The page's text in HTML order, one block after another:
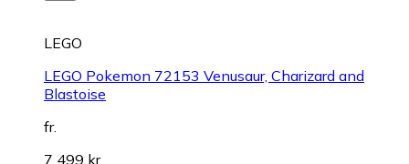
LEGO
LEGO Pokemon 72153 Venusaur, Charizard and
Blastoise
fr.
7 499 kr